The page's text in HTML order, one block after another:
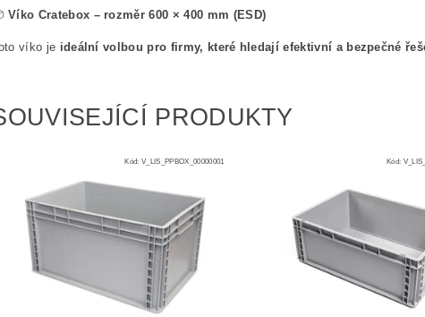
Víko Cratebox – rozměr 600 × 400 mm (ESD)
víko je ideální volbou pro firmy, které hledají efektivní a bezpečné
PRODUKTY
Kód:V_LIS_PPBOX_00000001 Kód: